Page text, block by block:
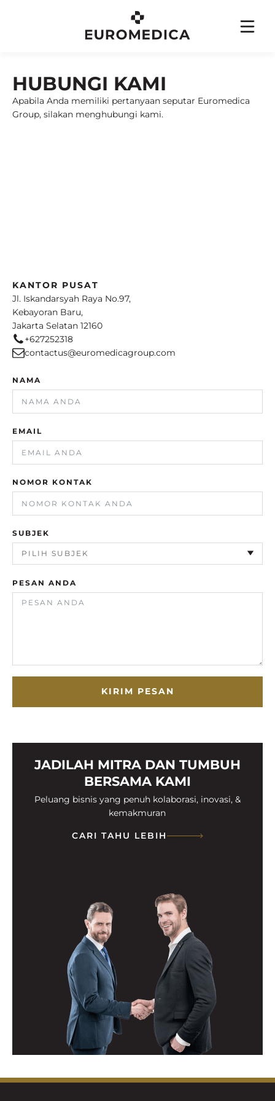
HUBUNGI KAMI
Apabila Anda memiliki pertanyaan seputar Euromedica
Group, silakan menghubungi kami.
KANTOR PUSAT
Jl. Iskandarsyah Raya No.97,
Kebayoran Baru,
Jakarta Selatan 12160
+627252318
contactus@euromedicagroup.com
NAMA
EMAIL
NOMOR KONTAK
SUBJEK
PESAN ANDA
KIRIM PESAN
JADILAH MITRA DAN TUMBUH
BERSAMA KAMI
Peluang bisnis yang penuh kolaborasi, inovasi, &
kemakmuran
CARI TAHU LEBIH